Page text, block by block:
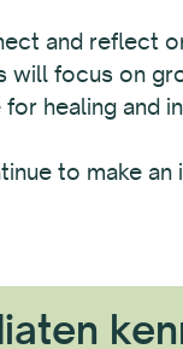
and reflect
focus on
healing and
to make an